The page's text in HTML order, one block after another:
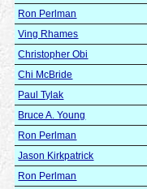
Ron Perlman
Ving Rhames
Christopher Obi
Chi McBride
Paul Tylak
Bruce A. Young
Ron Perlman
Jason Kirkpatrick
Ron Perlman